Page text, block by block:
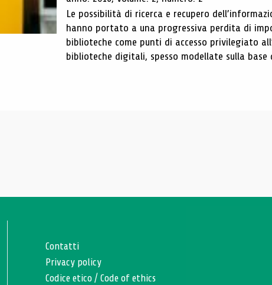
Le possibilità di ricerca e recupero
hanno portato a una progressiva perdita di
biblioteche come punti di accesso privilegiato
biblioteche digitali, spesso modellate sulla base
Contatti
Privacy policy
Codice etico /Code of ethics